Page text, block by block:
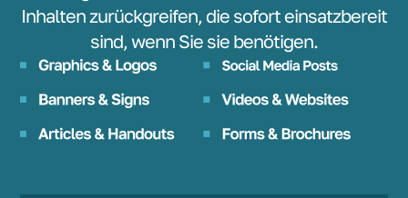
Inhalten zurückgreifen, die sofort einsatzbereit
sind, wenn Sie sie benötigen.